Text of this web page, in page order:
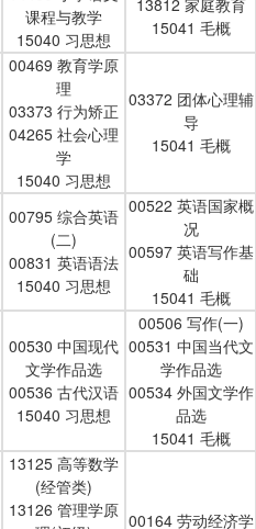
课程与教学
15040 习思想
13812 家庭教育
15041 毛概
00469 教育学原
理
03373 行为矫正
04265 社会心理
学
15040 习思想
03372 团体心理辅
导
15041 毛概
00795 综合英语
(二)
00831 英语语法
15040 习思想
00522 英语国家概
况
00597 英语写作基
础
15041 毛概
00530 中国现代
文学作品选
00536 古代汉语
15040 习思想
00506 写作(一)
00531 中国当代文
学作品选
00534 外国文学作
品选
15041 毛概
13125 高等数学
(经管类)
13126 管理学原 00164 劳动经济学